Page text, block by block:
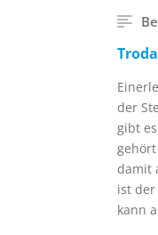
der
gibt
damit
ist der
kann